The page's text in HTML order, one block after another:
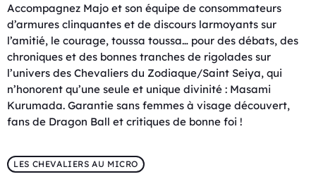
Accompagnez Majo et son équipe de consommateurs
d’armures clinquantes et de discours larmoyants sur
l’amitié, le courage, toussa toussa… pour des débats, des
chroniques et des bonnes tranches de rigolades sur
l’univers des Chevaliers du Zodiaque/Saint Seiya, qui
n’honorent qu’une seule et unique divinité : Masami
Kurumada. Garantie sans femmes à visage découvert,
fans de Dragon Ball et critiques de bonne foi !
LES CHEVALIERS AU MICRO